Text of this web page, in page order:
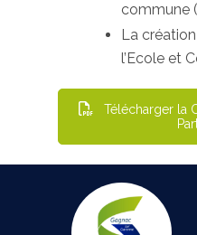
commune
La
l’Ecole et
Télécharger la